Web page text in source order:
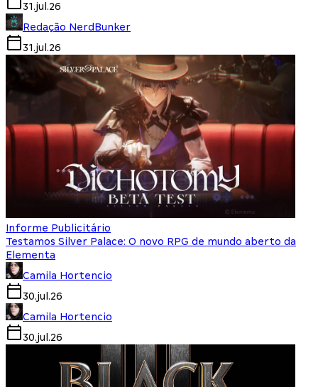
31.jul.26
Redação NerdBunker
31.jul.26
Informe Publicitário
Testamos Silver Palace: O novo RPG de mundo aberto da
Elementa
Camila Hortencio
30.jul.26
Camila Hortencio
30.jul.26